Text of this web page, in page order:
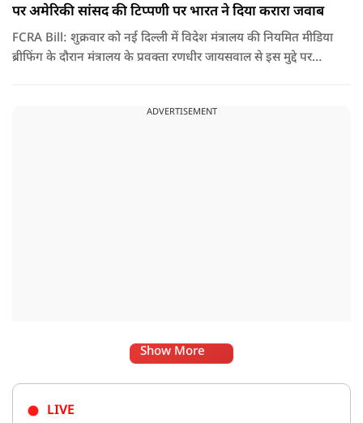
पर अमेरिकी सांसद की टिप्पणी पर भारत ने दिया करारा जवाब
FCRA Bill: शुक्रवार को नई दिल्ली में विदेश मंत्रालय की नियमित मीडिया
ब्रीफिंग के दौरान मंत्रालय के प्रवक्ता रणधीर जायसवाल से इस मुद्दे पर
ADVERTISEMENT
Show More
LIVE